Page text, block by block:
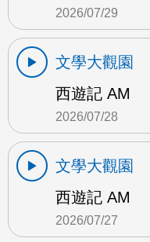
2026/07/29
文學大觀園
西遊記 AM
2026/07/28
文學大觀園
西遊記 AM
2026/07/27